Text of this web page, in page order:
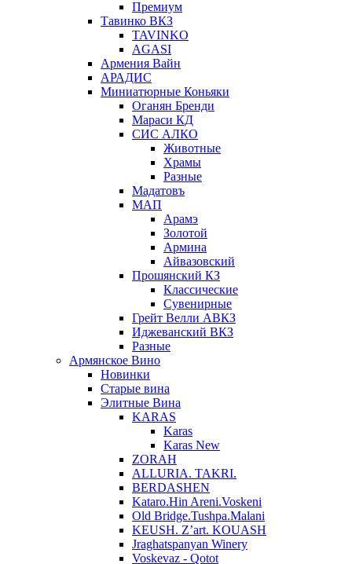
Премиум
Тавинко ВКЗ
TAVINKO
AGASI
Армения Вайн
АРАДИС
Миниатюрные Коньяки
Оганян Бренди
Мараси КД
СИС АЛКО
Животные
Храмы
Разные
Мадатовъ
МАП
Арамэ
Золотой
Армина
Айвазовский
Прошянский КЗ
Классические
Сувенирные
Грейт Велли АВКЗ
Иджеванский ВКЗ
Разные
Армянское Вино
Новинки
Старые вина
Элитные Вина
KARAS
Karas
Karas New
ZORAH
ALLURIA. TAKRI.
BERDASHEN
Kataro.Hin Areni.Voskeni
Old Bridge.Tushpa.Malani
KEUSH. Z’art. KOUASH
Jraghatspanyan Winery
Voskevaz - Qotot